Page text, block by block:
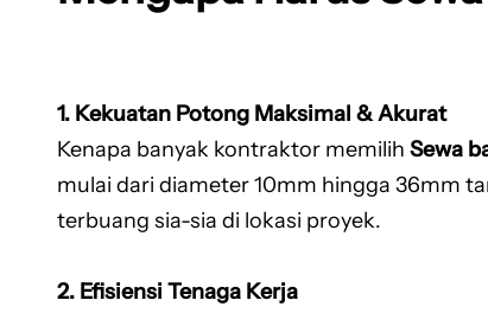
1. Kekuatan Potong Maksimal & Akurat
Kenapa banyak kontraktor memilih Sewa
mulai dari diameter 10mm hingga 36mm
terbuang sia-sia di lokasi proyek.
2. Efisiensi Tenaga Kerja